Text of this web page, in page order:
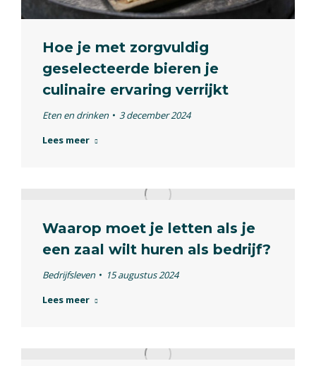
Hoe je met zorgvuldig
geselecteerde bieren je
culinaire ervaring verrijkt
Eten en drinken
3 december 2024
Lees meer
Waarop moet je letten als je
een zaal wilt huren als bedrijf?
Bedrijfsleven
15 augustus 2024
Lees meer